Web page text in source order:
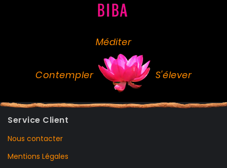
Méditer
Contempler S'élever
Service Client
Nous contacter
Mentions Légales